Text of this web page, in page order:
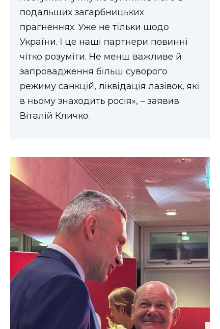
подальших загарбницьких
прагненнях. Уже не тільки щодо
України. І це наші партнери повинні
чітко розуміти. Не менш важливе й
запровадження більш суворого
режиму санкцій, ліквідація лазівок, які
в ньому знаходить росія», – заявив
Віталій Кличко.